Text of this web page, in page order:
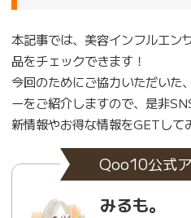
本記事では、美容インフルエン
品をチェックできます！
今回のためにご協力いただいた
ーをご紹介しますので、是非
新情報やお得な情報をGETして
Qoo10公式
みるも。